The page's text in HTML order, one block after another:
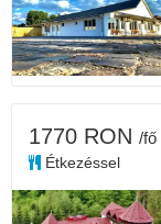
1770 RON /fő
Étkezéssel